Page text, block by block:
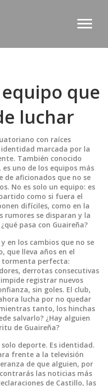
que
luchar
con raíces
marcada por la
. También conocido
, es uno de los equipos más
de aficionados que no se
No es solo un equipo: es
como si fuera el
difíciles, como en la
rumores se disparan y la
pasa con Guaireña?
en los cambios que no se
, que lleva años en el
perfecta:
, derrotas consecutivas
registrar nuevos
sin goles. El club,
lucha por no quedar
tanto, los hinchas
salvarlo? ¿Hay alguien
de Guaireña?
deporte. Es identidad.
frente a la televisión
de que alguien, por
las noticias más
de Castillo, las